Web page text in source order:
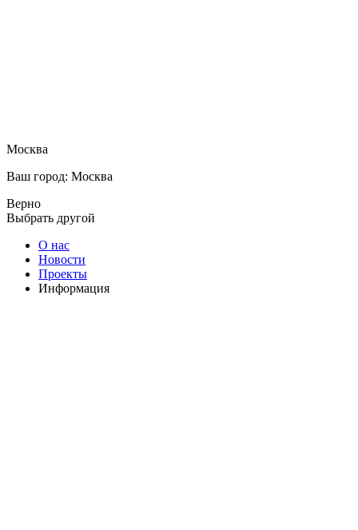
Москва
Ваш город: Москва
Верно
Выбрать другой
О нас
Новости
Проекты
Информация